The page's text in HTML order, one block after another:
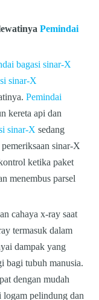
Pemindai
bagasi sinar-X
sinar-X
Pemindai
kereta api dan
sinar-X sedang
sinar-X
ketika paket
menembus parsel
cahaya x-ray saat
termasuk dalam
dampak yang
bagi tubuh manusia.
dengan mudah
logam pelindung dan